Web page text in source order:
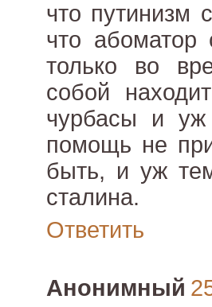
что путинизм
что абоматор
только во
собой
чурбасы и
помощь не
быть, и уж
сталина.
Ответить
Анонимный